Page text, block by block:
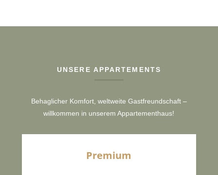
UNSERE APPARTEMENTS
Behaglicher Komfort, weltweite Gastfreundschaft –
willkommen in unserem Appartementhaus!
Premium